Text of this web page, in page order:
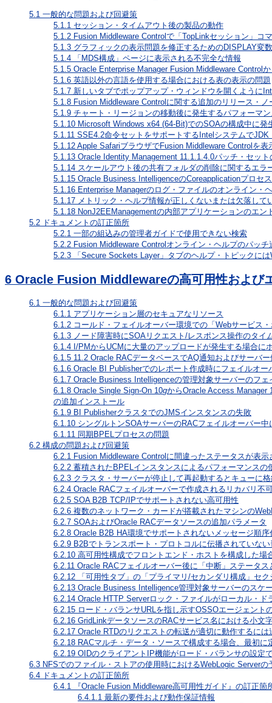
5.1 一般的な問題および回避策
5.1.1 セッション・タイムアウト後の製品の動作
5.1.2 Fusion Middleware Controlで「TopLinkセッション」コ
5.1.3 グラフィックの表示問題を修正するためのDISPLAY変
5.1.4 「MDS構成」ページに表示される不完全な情報
5.1.5 Oracle Enterprise Manager Fusion Middleware Control
5.1.6 英語以外の言語を使用する場合における表の表示の問題
5.1.7 新しいタブでポップアップ・ウィンドウを開くように
5.1.8 Fusion Middleware Controlに関する追加のリリース・ノ
5.1.9 チャート・リージョンの移動後に発生するパフォーマ
5.1.10 Microsoft Windows x64 (64-Bit)でのSOAの構成中に発
5.1.11 SSE4.2命令セットをサポートするIntelシステムで
5.1.12 Apple SafariブラウザでFusion Middleware Controlを
5.1.13 Oracle Identity Management 11.1.1.4.0パッチ・セッ
5.1.14 スケールアウト後の共有フォルダの削除に関するエラ
5.1.15 Oracle Business IntelligenceのCoreapplicationプロセ
5.1.16 Enterprise Managerのログ・ファイルのオンライン・
5.1.17 メトリック・ヘルプ情報が正しくないまたは欠落して
5.1.18 NonJ2EEManagementの内部アプリケーションのエ
5.2 ドキュメントの訂正箇所
5.2.1 一部の組込みの管理者ガイドで使用できない検索
5.2.2 Fusion Middleware Controlオンライン・ヘルプのパッ
5.2.3 「Secure Sockets Layer」タブのヘルプ・トピックに
6 Oracle Fusion Middlewareの高可用性および
6.1 一般的な問題および回避策
6.1.1 アプリケーション層のセキュアなリソース
6.1.2 コールド・フェイルオーバー環境での「Webサービス
6.1.3 ノード障害時にSOAリクエスト/レスポンス操作のタイ
6.1.4 I/PMからUCMに大量のアップロードが発生する場合
6.1.5 11.2 Oracle RACデータベースでAQ通知およびサーバ
6.1.6 Oracle BI Publisherでのレポート作成時にフェイルオ
6.1.7 Oracle Business Intelligenceの管理対象サーバーのフ
6.1.8 Oracle Single Sign-On 10gからOracle Access Manager
の追加インストール
6.1.9 BI PublisherクラスタでのJMSインスタンスの失敗
6.1.10 シングルトンSOAサーバーのRACフェイルオーバー
6.1.11 同期BPELプロセスの問題
6.2 構成の問題および回避策
6.2.1 Fusion Middleware Controlに間違ったステータスが表示
6.2.2 蓄積されたBPELインスタンスによるパフォーマンスの
6.2.3 クラスタ・サーバーが停止して再起動するとキューに
6.2.4 Oracle RACフェイルオーバーで作成されるリカバリ不
6.2.5 SOA B2B TCP/IPでサポートされない高可用性
6.2.6 複数のネットワーク・カードが搭載されたマシンの
6.2.7 SOAおよびOracle RACデータソースの追加パラメータ
6.2.8 Oracle B2B HA環境でサポートされないメッセージ順
6.2.9 B2Bでトランスポート・プロトコルに伝播されていな
6.2.10 高可用性構成でフロントエンド・ホストを構成した場
6.2.11 Oracle RACフェイルオーバー後に「中断」ステータ
6.2.12 「可用性タブ」の「プライマリ/セカンダリ構成」セ
6.2.13 Oracle Business Intelligence管理対象サーバーのスケ
6.2.14 Oracle HTTP Serverロック・ファイルがローカル・ド
6.2.15 ロード・バランサURLを指し示すOSSOエージェント
6.2.16 GridLinkデータソースのRACサービス名における小文
6.2.17 Oracle RTDのリクエストの転送が適切に動作するには
6.2.18 RACマルチ・データ・ソースで構成する場合、最初
6.2.19 OIDのクライアントIP機能がロード・バランサの設定
6.3 NFSでのファイル・ストアの使用時におけるWebLogic Server
6.4 ドキュメントの訂正箇所
6.4.1 『Oracle Fusion Middleware高可用性ガイド』の訂正箇
6.4.1.1 最新の要件および動作保証情報